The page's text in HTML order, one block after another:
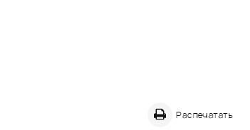
Распечатать